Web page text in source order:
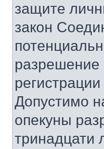
защите
закон
разрешение
Допустимо
опекуны
тринадцати